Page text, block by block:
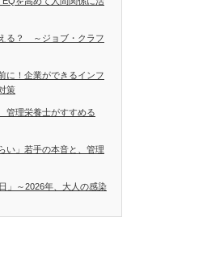
る？ ～ジョブ・クラフ
に！企業ができるインフ
策
理栄養士がすすめる
い」若手の本音と、管理
」～2026年、大人の感染